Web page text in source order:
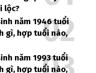
lộc?
năm 1946 tuổi
gì, hợp tuổi nào,
năm 1993 tuổi
gì, hợp tuổi nào,